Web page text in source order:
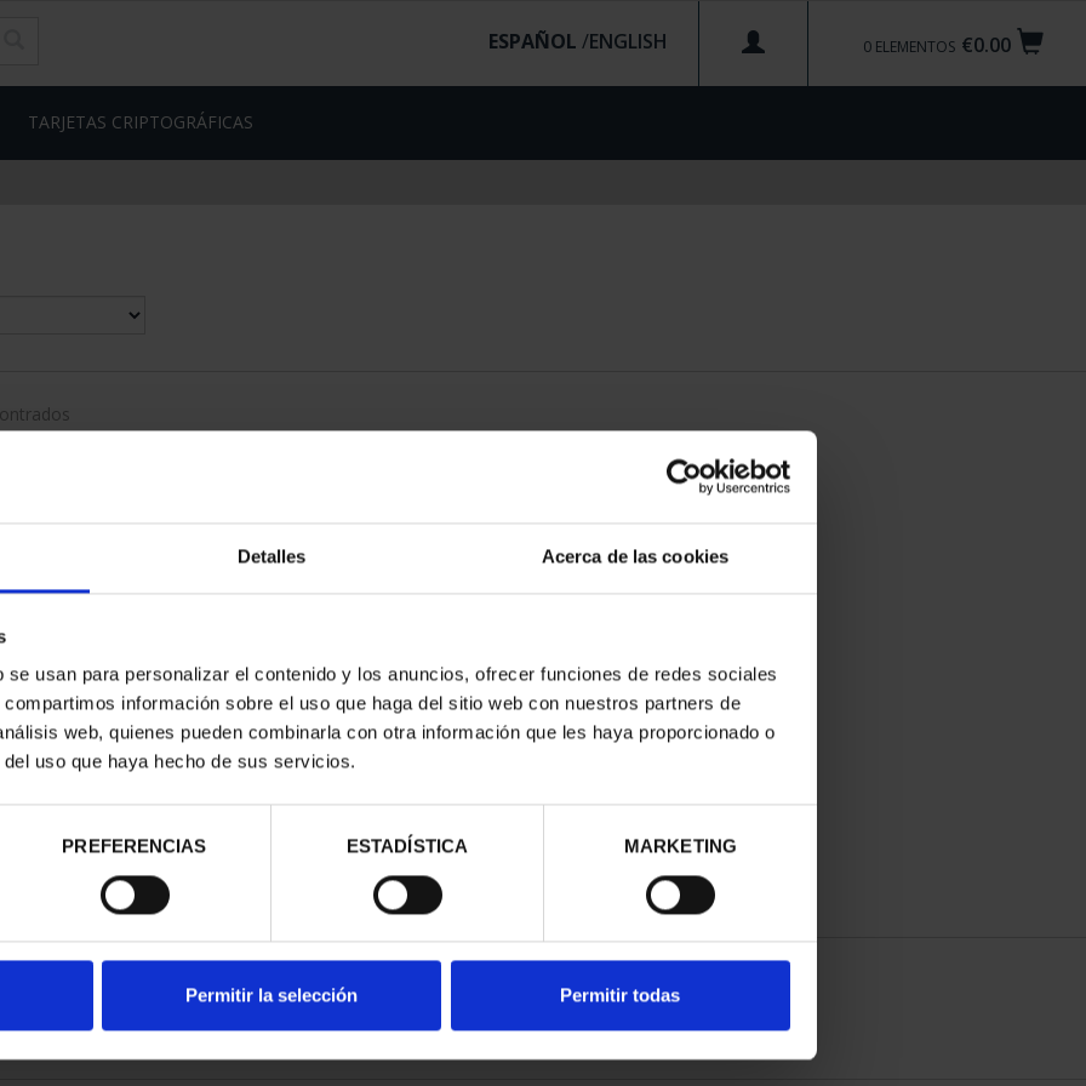
Detalles Acerca de las cookies
usan para personalizar el contenido y los anuncios, ofrecer funciones de redes sociales
información sobre el uso que haga del sitio web con nuestros partners de
web, quienes pueden combinarla con otra información que les haya proporcionado o
uso que haya hecho de sus servicios.
PREFERENCIAS ESTADÍSTICA MARKETING
Permitir la selección Permitir todas
€0.00
0 ELEMENTOS
ESPAÑOL /
TARJETAS CRIPTOGRÁFICAS
ESCUDO -
ESCUDO